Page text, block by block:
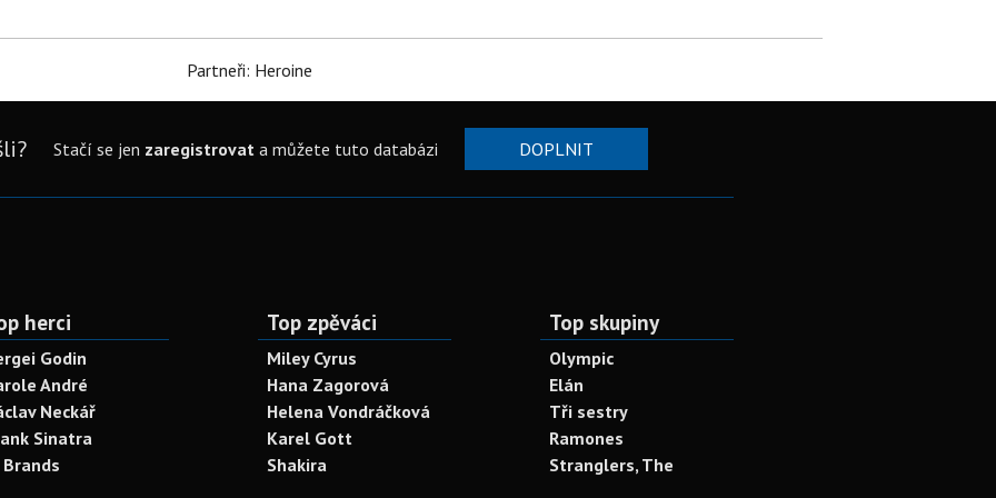
Partneři: Heroine
Stačí se jen zaregistrovata můžete tuto databázi DOPLNIT
herci
Godin
André
Neckář
Sinatra
Brands
Top zpěváci
Miley Cyrus
Hana Zagorová
Helena Vondráčková
Karel Gott
Shakira
Top skupiny
Olympic
Elán
Tři sestry
Ramones
Stranglers, The